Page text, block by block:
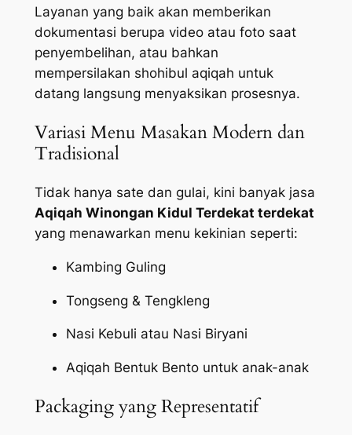
Layanan yang baik akan memberikan
dokumentasi berupa video atau foto saat
penyembelihan, atau bahkan
mempersilakan shohibul aqiqah untuk
datang langsung menyaksikan prosesnya.
Variasi Menu Masakan Modern dan
Tradisional
Tidak hanya sate dan gulai, kini banyak jasa
Aqiqah Winongan Kidul Terdekat terdekat
yang menawarkan menu kekinian seperti:
Kambing Guling
Tongseng & Tengkleng
Nasi Kebuli atau Nasi Biryani
Aqiqah Bentuk Bento untuk anak-anak
Packaging yang Representatif